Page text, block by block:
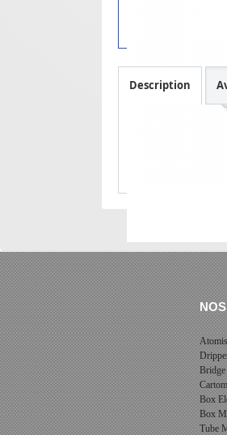
Description
Pack
Box
Box
Tube